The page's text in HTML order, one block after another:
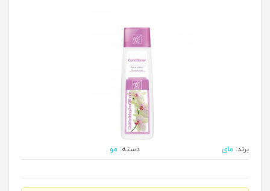
برند: مای دسته: مو